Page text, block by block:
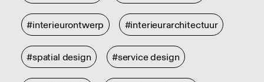
#interieurontwerp #interieurarchitectuur
#spatial design #service design